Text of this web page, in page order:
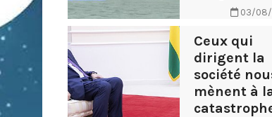
03/08/
Ceux qui
dirigent la
société
mènent à